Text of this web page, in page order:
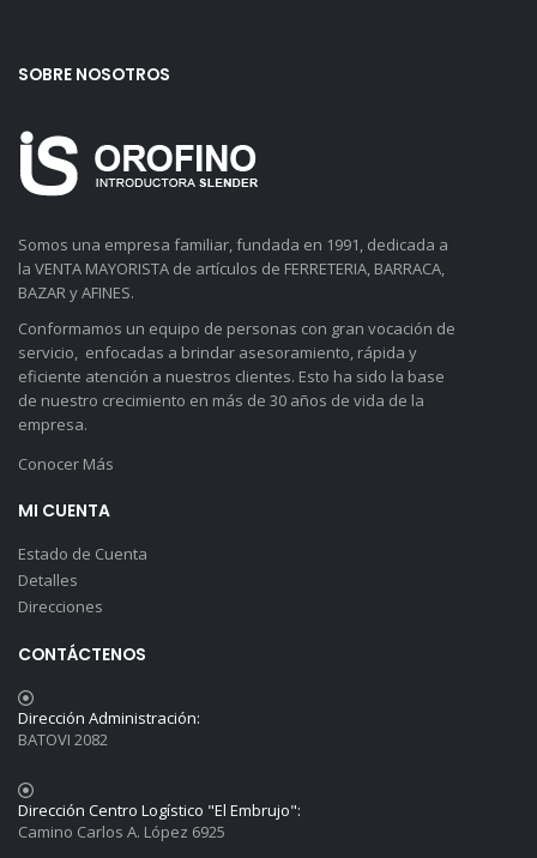
SOBRE NOSOTROS
Somos una empresa familiar, fundada en 1991, dedicada a
la VENTA MAYORISTA de artículos de FERRETERIA, BARRACA,
BAZAR y AFINES.
Conformamos un equipo de personas con gran vocación de
servicio, enfocadas a brindar asesoramiento, rápida y
eficiente atención a nuestros clientes. Esto ha sido la base
de nuestro crecimiento en más de 30 años de vida de la
empresa.
Conocer Más
MI CUENTA
Estado de Cuenta
Detalles
Direcciones
CONTÁCTENOS
Dirección Administración:
BATOVI 2082
Dirección Centro Logístico "El Embrujo":
Camino Carlos A. López 6925